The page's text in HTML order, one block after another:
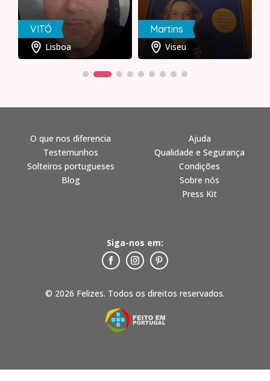
VITÓ
Lisboa
Martins
Viseu
© 2026 Felizes. Todos os direitos reservados.
O que nos diferencia
Testemunhos
Solteiros portugueses
Blog
Ajuda
Qualidade e Segurança
Condições
Sobre nós
Press Kit
Siga-nos em: